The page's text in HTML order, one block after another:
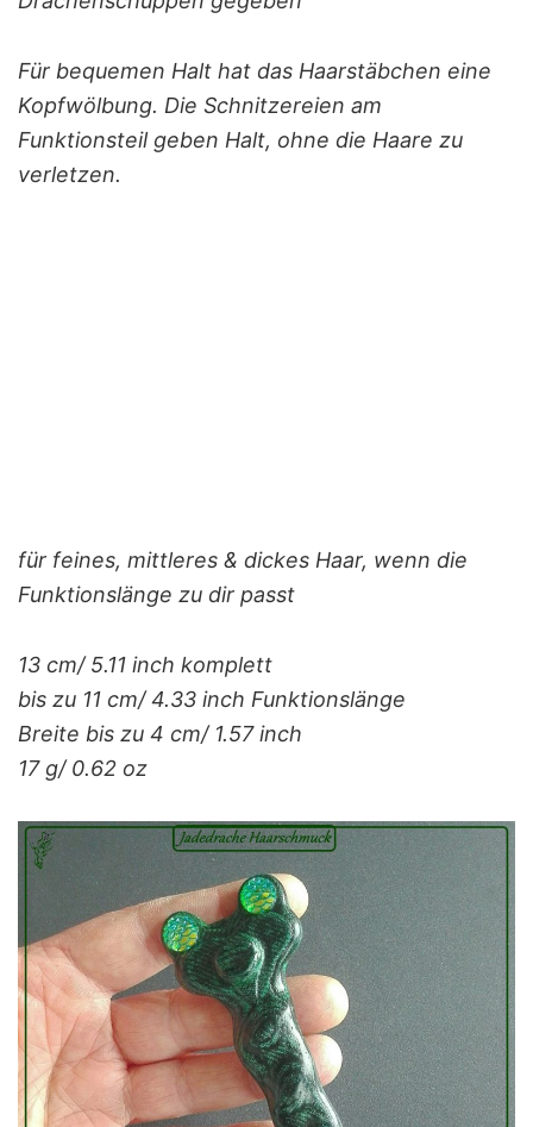
Für bequemen Halt hat das Haarstäbchen eine
Kopfwölbung. Die Schnitzereien am
Funktionsteil geben Halt, ohne die Haare zu
verletzen.
für feines, mittleres & dickes Haar, wenn die
Funktionslänge zu dir passt
13 cm/ 5.11 inch komplett
bis zu 11 cm/ 4.33 inch Funktionslänge
Breite bis zu 4 cm/ 1.57 inch
17 g/ 0.62 oz